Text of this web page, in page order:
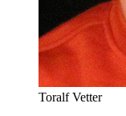
Toralf Vetter